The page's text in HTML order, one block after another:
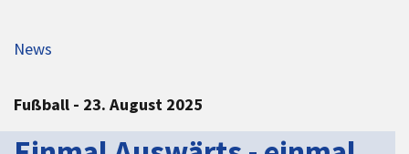
News
Fußball - 23. August 2025